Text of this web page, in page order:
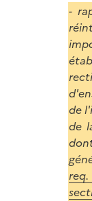
-
de
de